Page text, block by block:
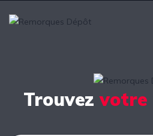
Trouvezvotre